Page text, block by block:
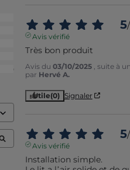
0
5/
Avis vérifié
Très bon produit
Avis du 03/10/2025
, suite à
par Hervé A.
Utile(0) Signaler
5/
Avis vérifié
Installation simple.